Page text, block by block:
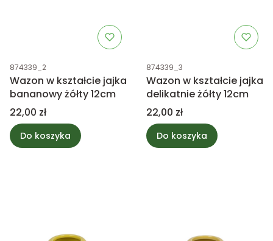
Kod produktu
874339_2
Wazon w kształcie jajka
bananowy żółty 12cm
Cena
22,00 zł
Do koszyka
Kod produktu
874339_3
Wazon w kształcie jajka
delikatnie żółty 12cm
Cena
22,00 zł
Do koszyka